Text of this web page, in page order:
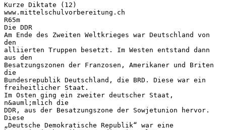
Kurze Diktate (12)
www.mittelschulvorbereitung.ch
R65m
Die DDR
Am Ende des Zweiten Weltkrieges war Deutschland von
den
alliierten Truppen besetzt. Im Westen entstand dann
aus den
Besatzungszonen der Franzosen, Amerikaner und Briten
die
Bundesrepublik Deutschland, die BRD. Diese war ein
freiheitlicher Staat.
Im Osten ging ein zweiter deutscher Staat,
n&auml;mlich die
DDR, aus der Besatzungszone der Sowjetunion hervor.
Diese
„Deutsche Demokratische Republik“ war eine